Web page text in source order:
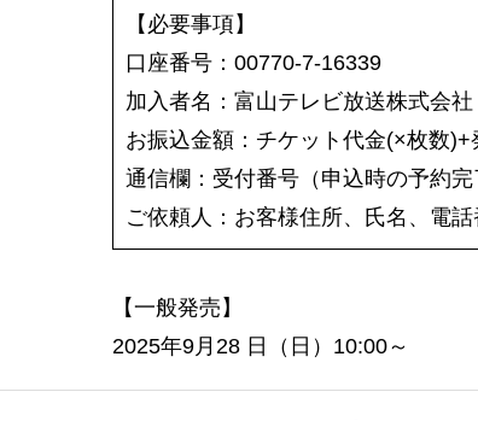
【必要事項】
口座番号：00770-7-16339
加入者名：富山テレビ放送株式会社
お振込金額：チケット代金(×枚数)+
通信欄：受付番号（申込時の予約完
ご依頼人：お客様住所、氏名、電
【一般発売】
2025年9月28 日（日）10:00～